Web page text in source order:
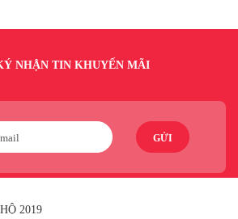
NHẬN TIN KHUYẾN MÃI
GỬI
2019